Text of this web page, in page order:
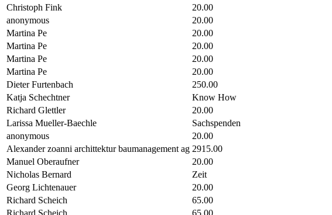
Christoph Fink
20.00
anonymous
20.00
Martina Pe
20.00
Martina Pe
20.00
Martina Pe
20.00
Martina Pe
20.00
Dieter Furtenbach
250.00
Katja Schechtner
Know How
Richard Glettler
20.00
Larissa Mueller-Baechle
Sachspenden
anonymous
20.00
Alexander zoanni archittektur baumanagement ag 2915.00
Manuel Oberaufner
20.00
Nicholas Bernard
Zeit
Georg Lichtenauer
20.00
Richard Scheich
65.00
Richard Scheich
65.00